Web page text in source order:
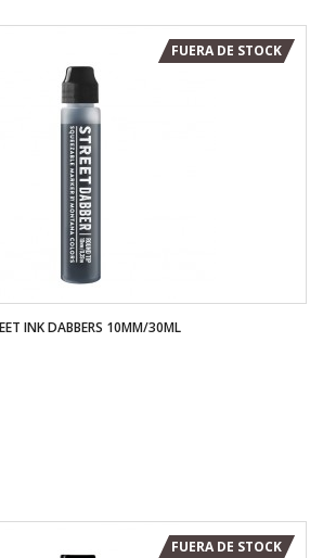
FUERA DE STOCK
INK DABBERS 10MM/30ML
FUERA DE STOCK